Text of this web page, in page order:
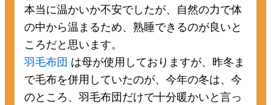
本当に温かいか不安でしたが、自然の力で体
の中から温まるため、熟睡できるのが良いと
ころだと思います。
羽毛布団 は母が使用しておりますが、昨冬ま
で毛布を併用していたのが、今年の冬は、今
のところ、羽毛布団だけで十分暖かいと言っ